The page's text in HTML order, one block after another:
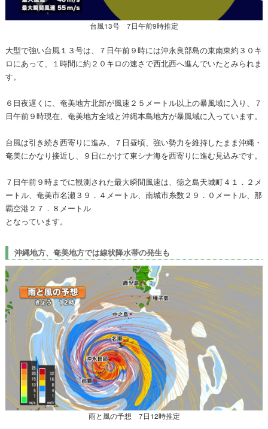
台風13号 7日午前9時推定
大型で強い台風１３号は、７日午前９時には沖永良部島の東南東約３０キ
ロにあって、１時間に約２０キロの速さで西北西へ進んでいたとみられま
す。
６日夜遅くに、奄美地方北部が風速２５メートル以上の暴風域に入り、７
日午前９時現在、奄美地方全域と沖縄本島地方が暴風域に入っています。
台風は引き続き西寄りに進み、７日昼頃、強い勢力を維持したまま沖縄・
奄美にかなり接近し、９日にかけて東シナ海を西寄りに進む見込みです。
７日午前９時までに観測された最大瞬間風速は、徳之島天城町４１．２メ
ートル、奄美市名瀬３９．４メートル、南城市糸数２９．０メートル、那
覇空港２７．８メートル
となっています。
沖縄地方、奄美地方では線状降水帯の発生も
雨と風の予想 7日12時推定